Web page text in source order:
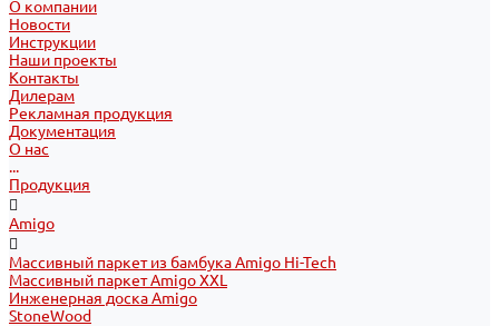
О компании
Новости
Инструкции
Наши проекты
Контакты
Дилерам
Рекламная продукция
Документация
О нас
...
Продукция
Amigo
Массивный паркет из бамбука Amigo Hi-Tech
Массивный паркет Amigo XXL
Инженерная доска Amigo
StoneWood